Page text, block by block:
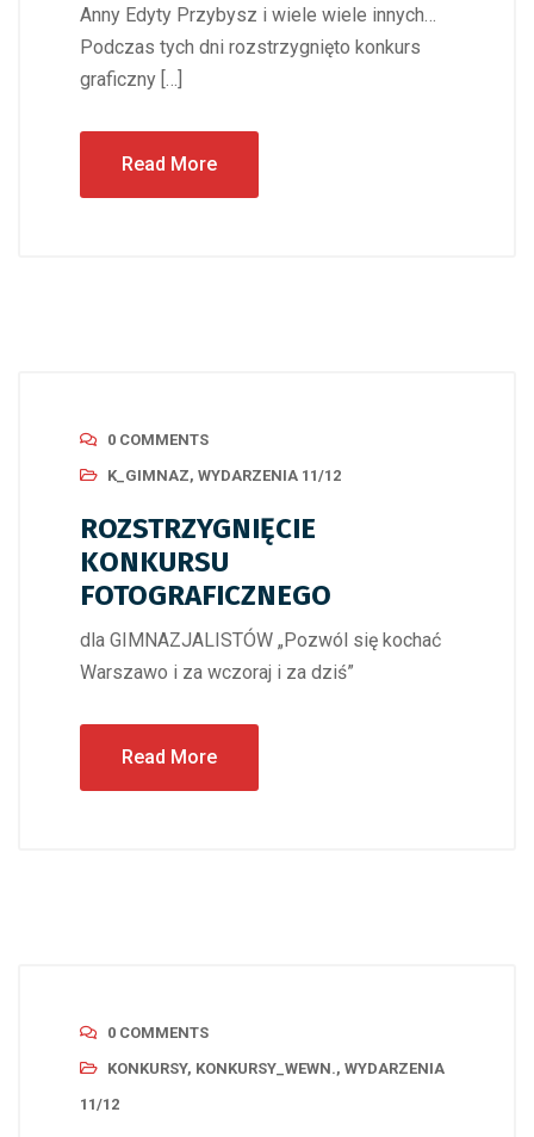
Anny Edyty Przybysz i wiele wiele innych…
Podczas tych dni rozstrzygnięto konkurs
graficzny […]
Read More
0 COMMENTS
K_GIMNAZ, WYDARZENIA 11/12
ROZSTRZYGNIĘCIE
KONKURSU
FOTOGRAFICZNEGO
dla GIMNAZJALISTÓW „Pozwól się kochać
Warszawo i za wczoraj i za dziś”
Read More
0 COMMENTS
KONKURSY, KONKURSY_WEWN., WYDARZENIA
11/12